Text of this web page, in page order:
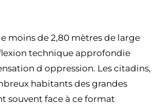
moins de 2,80 mètres de large
technique approfondie
d oppression. Les citadins,
habitants des grandes
souvent face à ce format